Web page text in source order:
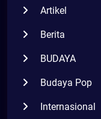
Artikel
Berita
BUDAYA
Budaya Pop
Internasional